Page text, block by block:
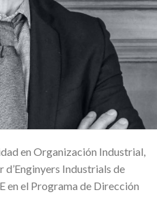
en Organización Industrial,
d’Enginyers Industrials de
en el Programa de Dirección